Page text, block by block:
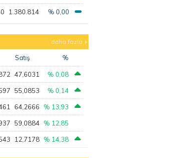
1.380.814 % 0,00
daha fazla
Satış %
47,6031 % 0,08
55,0853 % 0,14
64,2666 % 13,93
59,0884 % 12,85
12,7178 % 14,38